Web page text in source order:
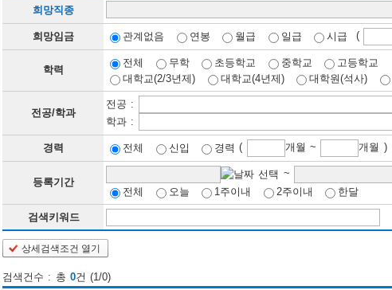
희망직종
희망임금 관계없음 연봉 월급 일급 시급 (
학력
전체 무학 초등학교 중학교
고등학교
대학교(2/3년제)
대학교(4년제) 대학원(석사)
전공/학과
전공 :
학과 :
경력 전체 신입 경력 ( 개월 ~ 개월 )
등록기간
~
전체
오늘 1주이내 2주이내 한달
검색키워드
상세검색조건 열기
검색건수 : 총 0건 (1/0)